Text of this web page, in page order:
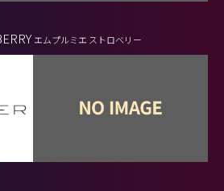
エムプルミエ ストロベリー